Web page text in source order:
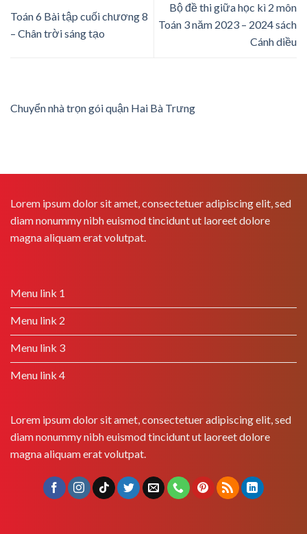
Toán 6 Bài tập cuối chương 8
– Chân trời sáng tạo
Bộ đề thi giữa học kì 2 môn
Toán 3 năm 2023 – 2024 sách
Cánh diều
Chuyển nhà trọn gói quận Hai Bà Trưng
Lorem ipsum dolor sit amet, consectetuer adipiscing elit, sed
diam nonummy nibh euismod tincidunt ut laoreet dolore
magna aliquam erat volutpat.
Menu link 1
Menu link 2
Menu link 3
Menu link 4
Lorem ipsum dolor sit amet, consectetuer adipiscing elit, sed
diam nonummy nibh euismod tincidunt ut laoreet dolore
magna aliquam erat volutpat.